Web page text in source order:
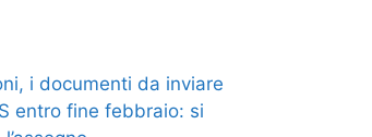
i documenti da inviare
entro fine febbraio: si